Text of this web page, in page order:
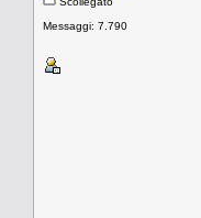
Messaggi: 7.790